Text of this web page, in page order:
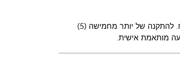
Lexmark יכולה לספק שירותי התקנה לכל מספר של מוצרים כפי שנדרש על-ידי הלקוח. להתקנה של יותר מחמישה (5)